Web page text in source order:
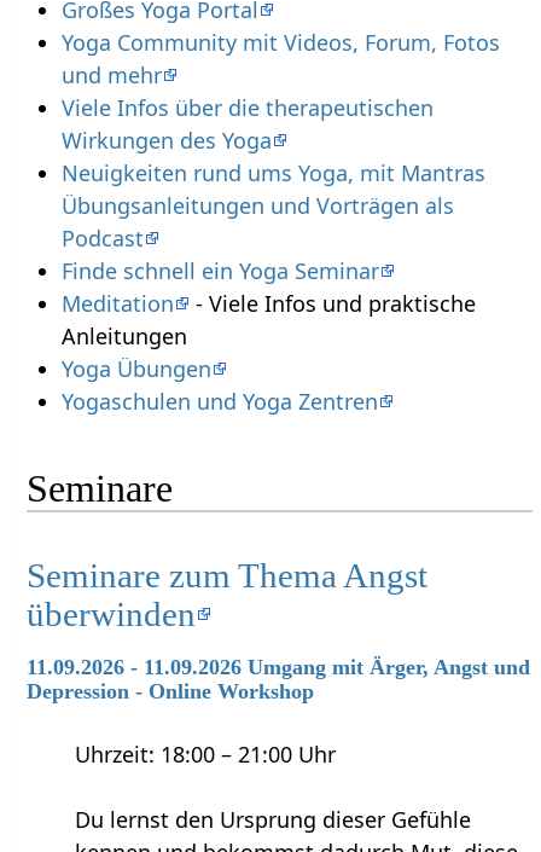
Großes Yoga Portal
Yoga Community mit Videos, Forum, Fotos
und mehr
Viele Infos über die therapeutischen
Wirkungen des Yoga
Neuigkeiten rund ums Yoga, mit Mantras
Übungsanleitungen und Vorträgen als
Podcast
Finde schnell ein Yoga Seminar
Meditation
- Viele Infos und praktische
Anleitungen
Yoga Übungen
Yogaschulen und Yoga Zentren
Seminare
Seminare zum Thema Angst
überwinden
11.09.2026 - 11.09.2026 Umgang mit Ärger, Angst und
Depression - Online Workshop
Uhrzeit: 18:00 – 21:00 Uhr
Du lernst den Ursprung dieser Gefühle